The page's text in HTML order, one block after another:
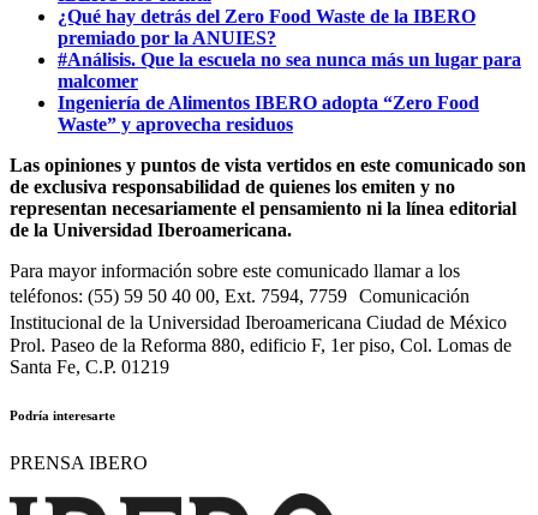
¿Qué hay detrás del Zero Food Waste de la IBERO
premiado por la ANUIES?
#Análisis. Que la escuela no sea nunca más un lugar para
malcomer
Ingeniería de Alimentos IBERO adopta “Zero Food
Waste” y aprovecha residuos
Las opiniones y puntos de vista vertidos en este comunicado son
de exclusiva responsabilidad de quienes los emiten y no
representan necesariamente el pensamiento ni la línea editorial
de la Universidad Iberoamericana.
Para mayor información sobre este comunicado llamar a los
teléfonos: (55) 59 50 40 00, Ext. 7594, 7759 Comunicación
Institucional de la Universidad Iberoamericana Ciudad de México
Prol. Paseo de la Reforma 880, edificio F, 1er piso, Col. Lomas de
Santa Fe, C.P. 01219
Podría interesarte
PRENSA IBERO